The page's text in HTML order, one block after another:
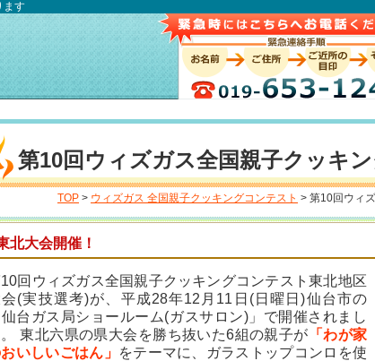
ます
第10回ウィズガス全国親子クッキ
TOP > ウィズガス 全国親子クッキングコンテスト > 第10回ウィ
北大会開催！
回ウィズガス全国親子クッキングコンテスト東北地区
(実技選考)が、平成28年12月11日(日曜日)仙台市の
台ガス局ショールーム(ガスサロン)」で開催されまし
東北六県の県大会を勝ち抜いた6組の親子が 「わが家
いしいごはん」 をテーマに、ガラストップコンロを使